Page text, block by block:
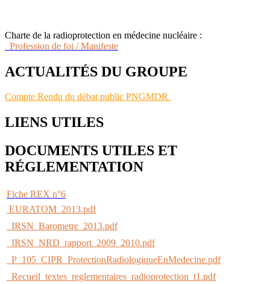
Charte de la radioprotection en médecine nucléaire :
Profession de foi / Manifeste
ACTUALITÉS DU GROUPE
Compte Rendu du débat public PNGMDR
LIENS UTILES
DOCUMENTS UTILES ET
RÉGLEMENTATION
Fiche REX n°6
EURATOM_2013.pdf
IRSN_Barometre_2013.pdf
IRSN_NRD_rapport_2009_2010.pdf
P_105_CIPR_ProtectionRadiologiqueEnMedecine.pdf
Recueil_textes_reglementaires_radioprotection_t1.pdf